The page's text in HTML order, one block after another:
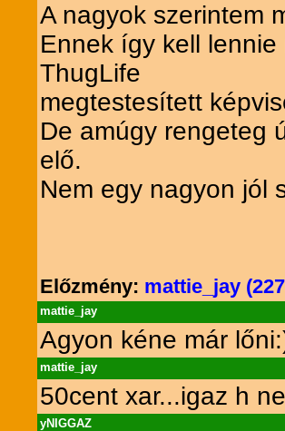
A nagyok szerintem
Ennek így kell
ThugLife
megtestesített
De amúgy rengeteg
elő.
Nem egy nagyon jól
Előzmény: mattie_jay
mattie_jay
Agyon kéne már
mattie_jay
50cent xar...igaz h
yNIGGAZ